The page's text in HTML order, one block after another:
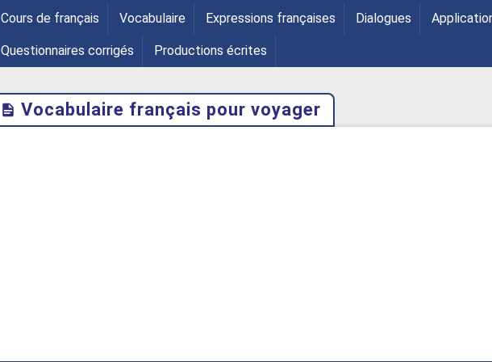
Cours de français Vocabulaire Expressions françaises Dialogues
Questionnaires corrigés Productions écrites
Vocabulaire français pour voyager